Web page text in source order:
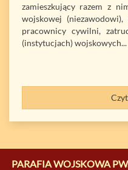
zamieszkujący razem z
wojskowej
pracownicy cywilni,
(instytucjach) wojskowych...
PARAFIA WOJSKOWA